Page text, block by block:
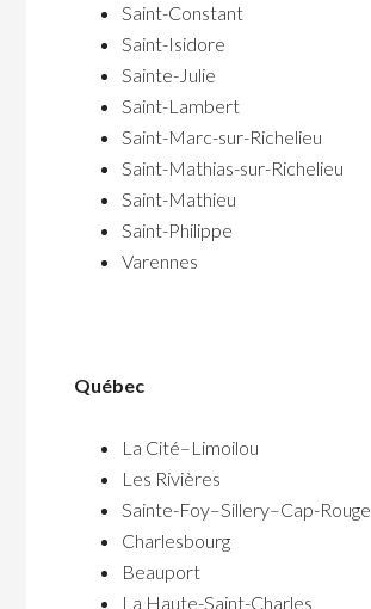
Saint-Constant
Saint-Isidore
Sainte-Julie
Saint-Lambert
Saint-Marc-sur-Richelieu
Saint-Mathias-sur-Richelieu
Saint-Mathieu
Saint-Philippe
Varennes
Québec
La Cité–Limoilou
Les Rivières
Sainte-Foy–Sillery–Cap-Rouge
Charlesbourg
Beauport
La Haute-Saint-Charles